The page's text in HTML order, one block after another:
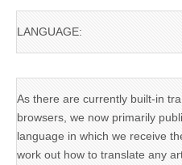
LANGUAGE:
As there are currently built-in
browsers, we now primarily
language in which we receive
work out how to translate any